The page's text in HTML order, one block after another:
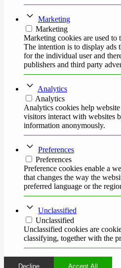
Marketing
Marketing
Marketing cookies are used to
The intention is to display ads
for the individual user and
publishers and third party
Analytics
Analytics
Analytics cookies help
visitors interact with websites
information anonymously.
Preferences
Preferences
Preference cookies enable a
that changes the way the
preferred language or the
Unclassified
Unclassified
Unclassified cookies are
classifying, together with the
Decline Accept All